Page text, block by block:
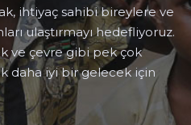
ihtiyaç sahibi bireylere ve
ulaştırmayı hedefliyoruz.
ve çevre gibi pek çok
daha iyi bir gelecek için